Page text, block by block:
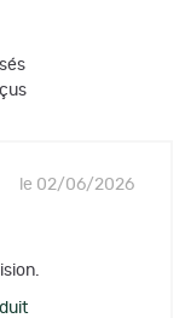
le 02/06/2026